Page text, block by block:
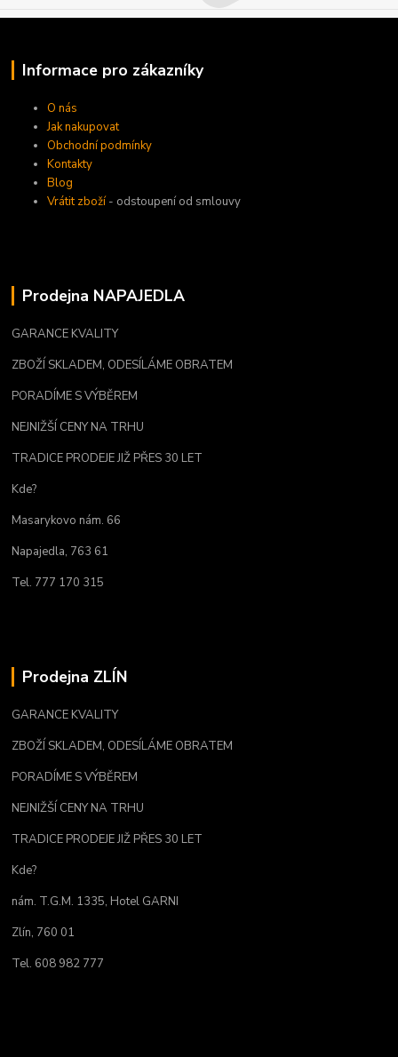
Informace pro zákazníky
O nás
Jak nakupovat
Obchodní podmínky
Kontakty
Blog
Vrátit zboží- odstoupení od smlouvy
Prodejna NAPAJEDLA
GARANCE KVALITY
ZBOŽÍ SKLADEM, ODESÍLÁME OBRATEM
PORADÍME S VÝBĚREM
NEJNIŽŠÍ CENY NA TRHU
TRADICE PRODEJE JIŽ PŘES 30 LET
Kde?
Masarykovo nám. 66
Napajedla, 763 61
Tel. 777 170 315
Prodejna ZLÍN
GARANCE KVALITY
ZBOŽÍ SKLADEM, ODESÍLÁME OBRATEM
PORADÍME S VÝBĚREM
NEJNIŽŠÍ CENY NA TRHU
TRADICE PRODEJE JIŽ PŘES 30 LET
Kde?
nám. T.G.M. 1335, Hotel GARNI
Zlín, 760 01
Tel. 608 982 777